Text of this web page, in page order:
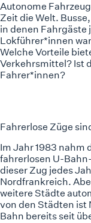
Autonome
Zeit die Welt.
in denen Fahrgäste
Lokführer*innen
Welche Vorteile
Verkehrsmittel? Ist
Fahrer*innen?
Fahrerlose Züge
Im Jahr 1983 nahm
fahrerlosen U-
dieser Zug jedes
Nordfrankreich.
weitere Städte
von den Städten ist
Bahn bereits seit